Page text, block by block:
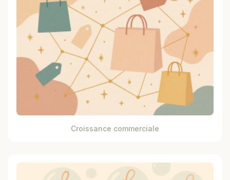
Croissance commerciale